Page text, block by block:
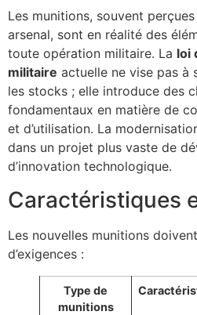
Les munitions, souvent
arsenal, sont en réalité des
toute opération militaire. La loi
militaire actuelle ne vise pas à
les stocks ; elle introduce des
fondamentaux en matière de
et d’utilisation. La
dans un projet plus vaste de
d’innovation technologique.
Caractéristiques
Les nouvelles munitions
d’exigences :
Type de
munitions